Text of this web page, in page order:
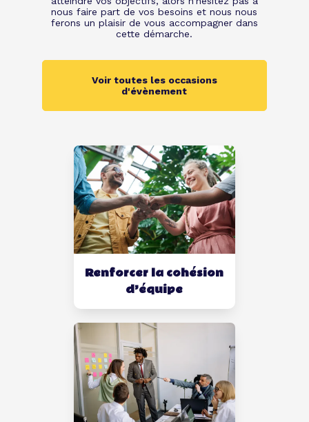
Renforcer la cohésion
d’équipe
nous faire part de vos besoins et nous nous
ferons un plaisir de vous accompagner dans
cette démarche.
Voir toutes les occasions
d'évènement